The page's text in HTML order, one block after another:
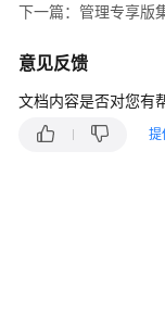
入
用
指
下一篇：管理专享版
意见反馈
文档内容是否对您有
提